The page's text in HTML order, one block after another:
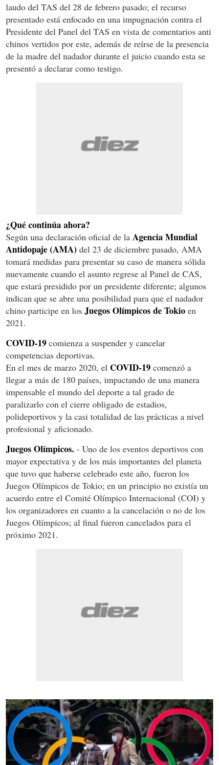
laudo del TAS del 28 de febrero pasado; el recurso
presentado está enfocado en una impugnación contra el
Presidente del Panel del TAS en vista de comentarios anti
chinos vertidos por este, además de reírse de la presencia
de la madre del nadador durante el juicio cuando esta se
presentó a declarar como testigo.
¿Qué continúa ahora?
Según una declaración oficial de la Agencia Mundial
Antidopaje (AMA) del 23 de diciembre pasado, AMA
tomará medidas para presentar su caso de manera sólida
nuevamente cuando el asunto regrese al Panel de CAS,
que estará presidido por un presidente diferente; algunos
indican que se abre una posibilidad para que el nadador
chino participe en los Juegos Olímpicos de Tokio en
2021.
COVID-19 comienza a suspender y cancelar
competencias deportivas.
En el mes de marzo 2020, el COVID-19 comenzó a
llegar a más de 180 países, impactando de una manera
impensable el mundo del deporte a tal grado de
paralizarlo con el cierre obligado de estadios,
polideportivos y la casi totalidad de las prácticas a nivel
profesional y aficionado.
Juegos Olímpicos. - Uno de los eventos deportivos con
mayor expectativa y de los más importantes del planeta
que tuvo que haberse celebrado este año, fueron los
Juegos Olímpicos de Tokio; en un principio no existía un
acuerdo entre el Comité Olímpico Internacional (COI) y
los organizadores en cuanto a la cancelación o no de los
Juegos Olímpicos; al final fueron cancelados para el
próximo 2021.